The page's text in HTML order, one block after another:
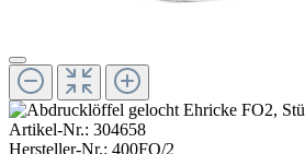
Artikel-Nr.: 304658
Hersteller-Nr.: 400FO/2